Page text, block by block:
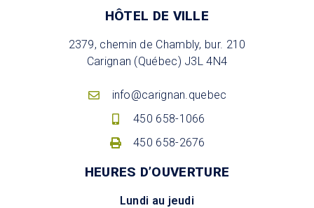
HÔTEL DE VILLE
2379, chemin de Chambly, bur. 210
Carignan (Québec) J3L 4N4
info@carignan.quebec
450 658-1066
450 658-2676
HEURES D’OUVERTURE
Lundi au jeudi